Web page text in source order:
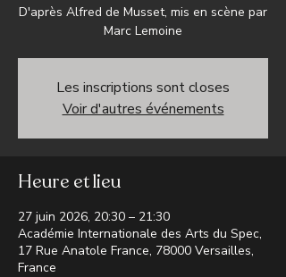
D'après Alfred de Musset, mis en scène par
Marc Lemoine
Les inscriptions sont closes
Voir d'autres événements
Heure et lieu
27 juin 2026, 20:30 – 21:30
Académie Internationale des Arts du Spec,
17 Rue Anatole France, 78000 Versailles,
France